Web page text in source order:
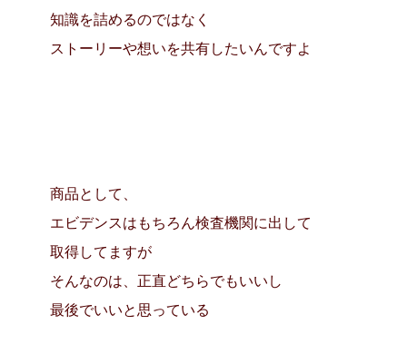
知識を詰めるのではなく
ストーリーや想いを共有したいんですよ
商品として、
エビデンスはもちろん検査機関に出して
取得してますが
そんなのは、正直どちらでもいいし
最後でいいと思っている